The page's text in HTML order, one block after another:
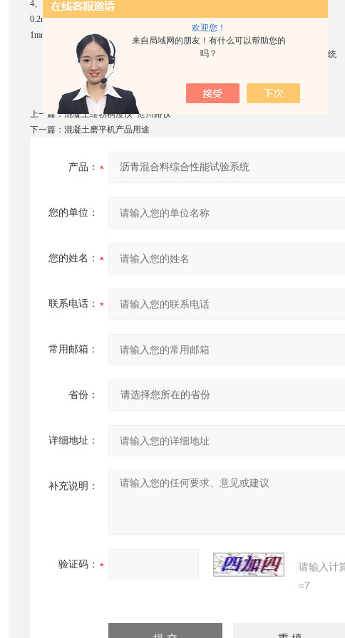
欢迎您！
来自局域网的朋友！有什么可以帮助您的
吗？
4、机动速度：
0.2mm/min-50mm/min可调
1mm，2mm，5mm，10mm，50mm速度直接可选
上一篇：混凝土维勃稠度仪*沧州路仪
下一篇： 混凝土磨平机产品用途
产品：
您的单位：
您的姓名：
联系电话：
常用邮箱：
省份：
详细地址：
补充说明：
验证码：
请输入计
=7